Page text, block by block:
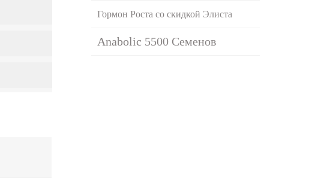
Гормон Роста со скидкой Элиста
Anabolic 5500 Семенов